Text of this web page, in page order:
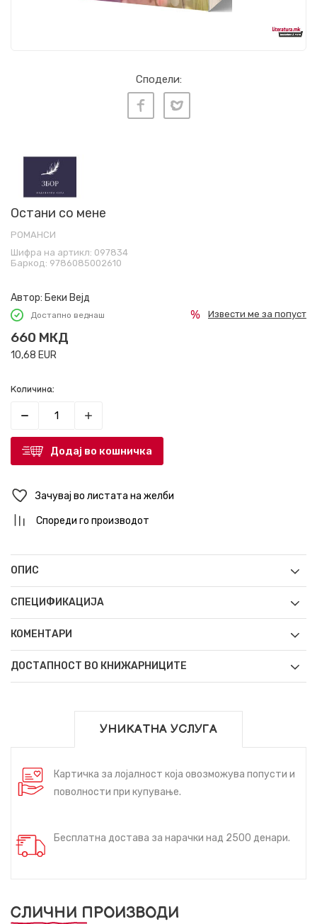
Сподели:
Остани со мене
РОМАНСИ
Шифра на артикл: 097834
Баркод: 9786085002610
Автор: Беки Вејд
Достапно веднаш
660 МКД
10,68 EUR
Извести ме за попуст
Количина:
Додај во кошничка
Зачувај во листата на желби
Спореди го производот
ОПИС
СПЕЦИФИКАЦИЈА
КОМЕНТАРИ
ДОСТАПНОСТ ВО КНИЖАРНИЦИТЕ
УНИКАТНА УСЛУГА
Картичка за лојалност која овозможува попусти и
поволности при купување.
Бесплатна достава за нарачки над 2500 денари.
СЛИЧНИ ПРОИЗВОДИ